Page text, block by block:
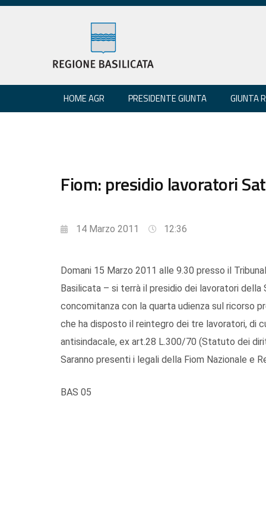
HOME AGR PRESIDENTE GIUNTA GIUNTA
Fiom: presidio lavoratori
14 Marzo 2011 12:36
Domani 15 Marzo 2011 alle 9.30 presso il
Basilicata – si terrà il presidio dei lavoratori
concomitanza con la quarta udienza sul ricorso
che ha disposto il reintegro dei tre lavoratori, di
antisindacale, ex art.28 L.300/70 (Statuto dei
Saranno presenti i legali della Fiom Nazionale e
BAS 05